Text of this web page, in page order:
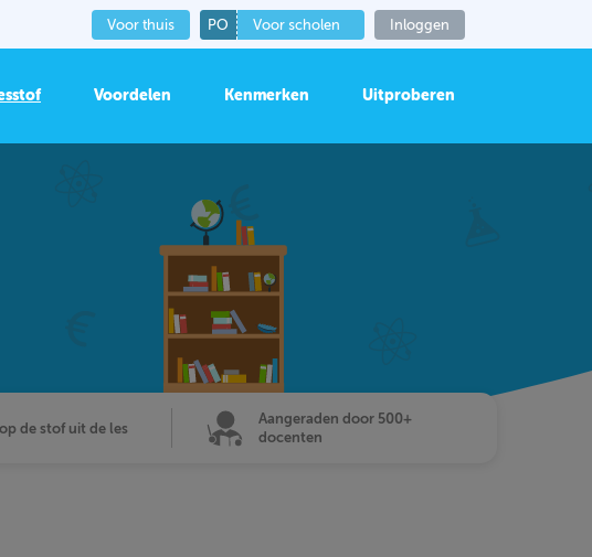
Voor thuis PO Voor scholen Inloggen
Voordelen Kenmerken Uitproberen
de stof uit de les
Aangeraden door 500+
docenten